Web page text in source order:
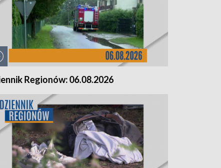
Regionów: 06.08.2026